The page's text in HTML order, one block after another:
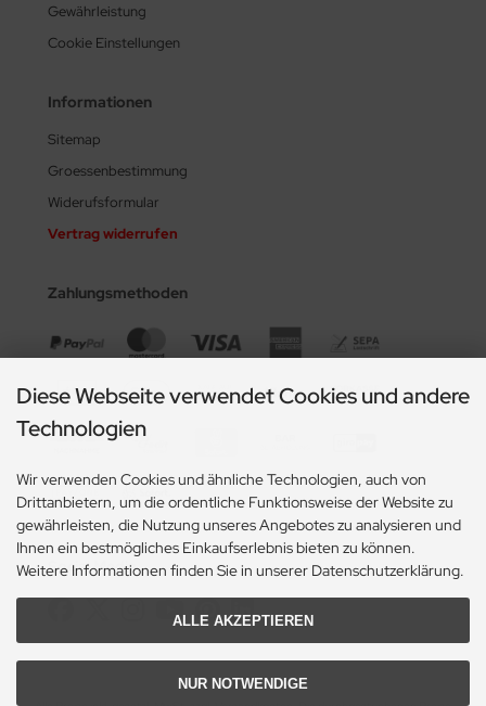
Gewährleistung
Cookie Einstellungen
Informationen
Sitemap
Groessenbestimmung
Widerufsformular
Vertrag widerrufen
Zahlungsmethoden
Social Media
Diese Webseite verwendet Cookies und andere
Technologien
Wir verwenden Cookies und ähnliche Technologien, auch von
Drittanbietern, um die ordentliche Funktionsweise der Website zu
gewährleisten, die Nutzung unseres Angebotes zu analysieren und
Ihnen ein bestmögliches Einkaufserlebnis bieten zu können.
Weitere Informationen finden Sie in unserer Datenschutzerklärung.
ALLE AKZEPTIEREN
NUR NOTWENDIGE